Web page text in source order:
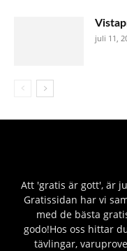
juli 11,
Att 'gratis är gott', är
Gratissidan har vi
med de bästa
godo!Hos oss hittar
tävlingar,